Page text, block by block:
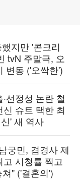
지만 '콘크리
tvN 주말극, 오
변동 ('오싹한')
선정성 논란 철
슈트 택한 최
' 새 역사
궁민, 겹경사 제
시청률 찍고
" ('결혼의')